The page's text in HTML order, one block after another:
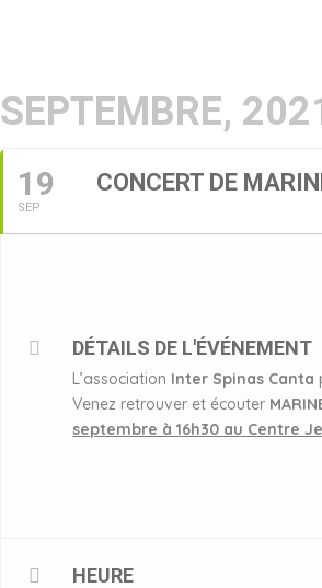
SEPTEMBRE,
19
SEP
CONCERT DE
DÉTAILS DE L'ÉVÉNEMENT
L’association Inter Spinas Canta
Venez retrouver et écouter
septembre à 16h30 au Centre
HEURE